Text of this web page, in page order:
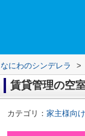
なにわのシンデレラ >
賃貸管理の空
カテゴリ： 家主様向